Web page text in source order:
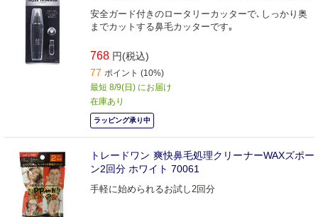
安全ガード付きのロータリーカッターで､しっかり奥
までカットする鼻毛カッターです｡
768 円(税込)
77 ポイント (10%)
最短 8/9(日) にお届け
在庫あり
ラッピング承り中
トレードワン 爽快鼻毛処理クリーナーWAXズポー
ン2回分 ホワイト 70061
手軽に始められるお試し2回分